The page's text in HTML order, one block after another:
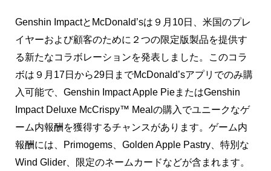
Genshin ImpactとMcDonald’sは９月10日、米国のプレ
イヤーおよび顧客のために２つの限定版製品を提供す
る新たなコラボレーションを発表しました。このコラ
ボは９月17日から29日までMcDonald’sアプリでのみ購
入可能で、Genshin Impact Apple PieまたはGenshin
Impact Deluxe McCrispy™ Mealの購入でユニークなゲ
ーム内報酬を獲得するチャンスがあります。ゲーム内
報酬には、Primogems、Golden Apple Pastry、特別な
Wind Glider、限定のネームカードなどが含まれます。